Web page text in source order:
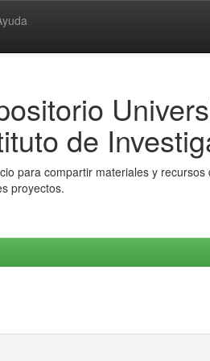
de
para compartir materiales y
proyectos.